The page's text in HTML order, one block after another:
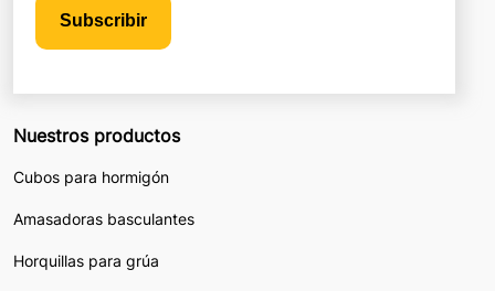
Subscribir
Nuestros productos
Cubos para hormigón
Amasadoras basculantes
Horquillas para grúa